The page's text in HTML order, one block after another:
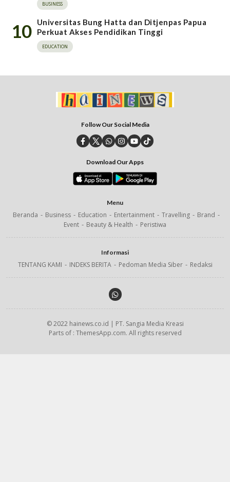
BUSINESS
10
Universitas Bung Hatta dan Ditjenpas Papua
Perkuat Akses Pendidikan Tinggi
EDUCATION
Follow Our Social Media
Download Our Apps
Menu
Beranda Business Education Entertainment Travelling
Brand
Event
Beauty & Health Peristiwa
Informasi
TENTANG KAMI INDEKS BERITA Pedoman Media Siber Redaksi
© 2022 hainews.co.id | PT. Sangia Media Kreasi
Parts of : ThemesApp.com. All rights reserved